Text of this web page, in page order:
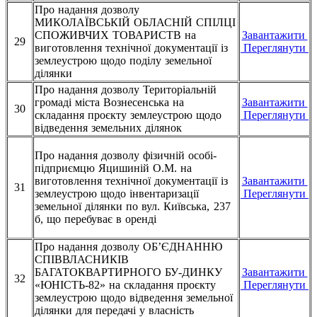
29
Про надання дозволу
МИКОЛАЇВСЬКІЙ ОБЛАСНІЙ СПІЛЦІ
СПОЖИВЧИХ ТОВАРИСТВ на
виготовлення технічної документації із
землеустрою щодо поділу земельної
ділянки
Завантажити
Переглянути
30
Про надання дозволу Територіальній
громаді міста Вознесенська на
складання проєкту землеустрою щодо
відведення земельних ділянок
Завантажити
Переглянути
31
Про надання дозволу фізичній особі-
підприємцю Яцишиній О.М. на
виготовлення технічної документації із
землеустрою щодо інвентаризації
земельної ділянки по вул. Київська, 237
б, що перебуває в оренді
Завантажити
Переглянути
32
Про надання дозволу ОБ’ЄДНАННЮ
СПІВВЛАСНИКІВ
БАГАТОКВАРТИРНОГО БУ-ДИНКУ
«ЮНІСТЬ-82» на складання проєкту
землеустрою щодо відведення земельної
ділянки для передачі у власність
Завантажити
Переглянути